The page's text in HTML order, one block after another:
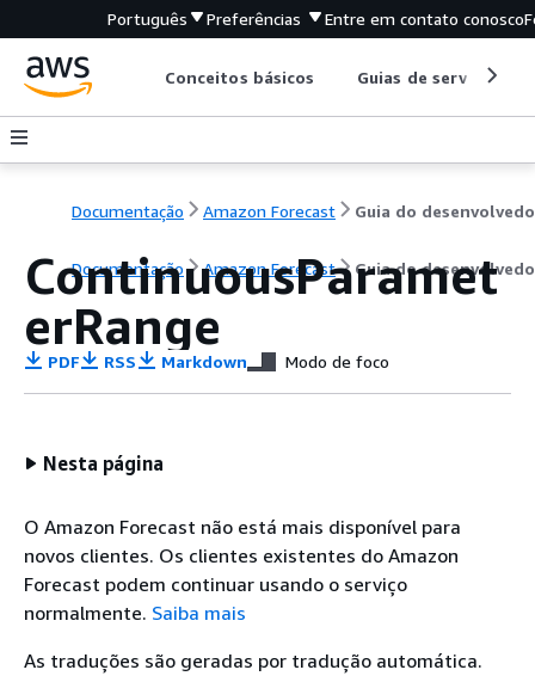
Português Preferências Entre em contato conosco
Conceitos básicos Guias de serviço
Documentação Amazon Forecast Guia do
Documentação Amazon Forecast Guia do
ContinuousParamet
erRange
PDF RSS Markdown Modo de foco
Nesta página
O Amazon Forecast não está mais disponível para
novos clientes. Os clientes existentes do Amazon
Forecast podem continuar usando o serviço
normalmente. Saiba mais
As traduções são geradas por tradução automática.